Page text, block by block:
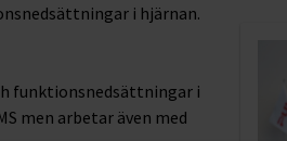
i hjärnan.
funktionsnedsättningar i
men arbetar även med